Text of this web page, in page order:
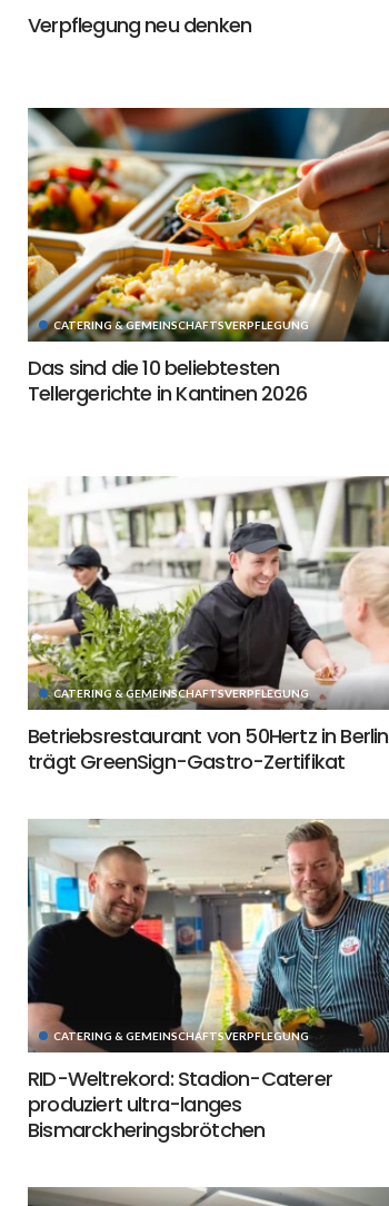
Verpflegung neu denken
CATERING & GEMEINSCHAFTSVERPFLEGUNG
Das sind die 10 beliebtesten
Tellergerichte in Kantinen 2026
CATERING & GEMEINSCHAFTSVERPFLEGUNG
Betriebsrestaurant von 50Hertz in Berlin
trägt GreenSign-Gastro-Zertifikat
CATERING & GEMEINSCHAFTSVERPFLEGUNG
RID-Weltrekord: Stadion-Caterer
produziert ultra-langes
Bismarckheringsbrötchen